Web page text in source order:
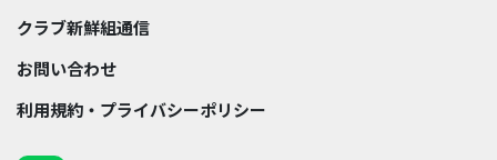
クラブ新鮮組通信
お問い合わせ
利用規約・プライバシーポリシー